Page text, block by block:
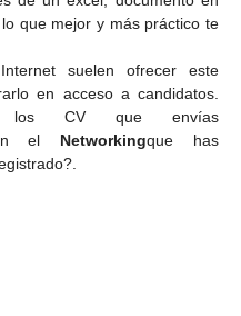
que mejor y más práctico te
suelen ofrecer este
en acceso a candidatos.
los CV que envías
el Networkingque has